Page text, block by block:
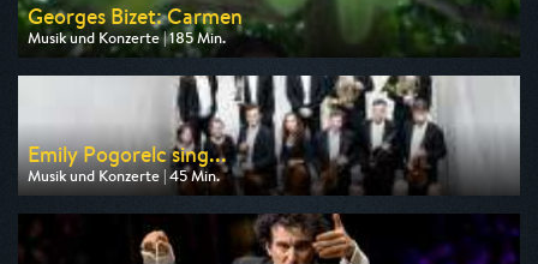
Georges Bizet: Carmen
Musik und Konzerte | 185 Min.
Ausgestrahlt von arte
am 08.08.2026, 21:45
Emily Pogorelc sing...
Musik und Konzerte | 45 Min.
Ausgestrahlt von arte
am 09.08.2026, 17:55